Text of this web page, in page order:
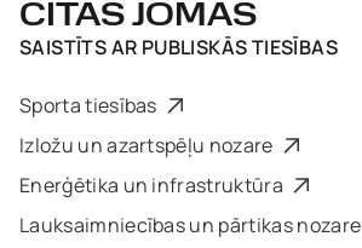
CITAS JOMAS
SAISTĪTS AR PUBLISKĀS TIESĪBAS
Sporta tiesības
Izložu un azartspēļu nozare
Enerģētika un infrastruktūra
Lauksaimniecības un pārtikas nozare